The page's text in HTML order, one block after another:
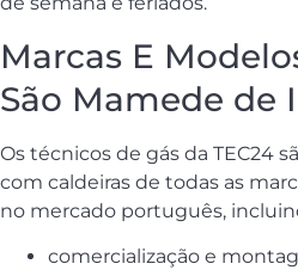
Marcas E
São Mamede de
Os técnicos de gás da TEC24
com caldeiras de todas as
no mercado português,
comercialização e